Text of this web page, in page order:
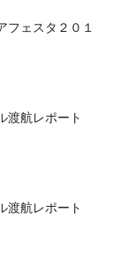
フェスタ２０１
渡航レポート
渡航レポート